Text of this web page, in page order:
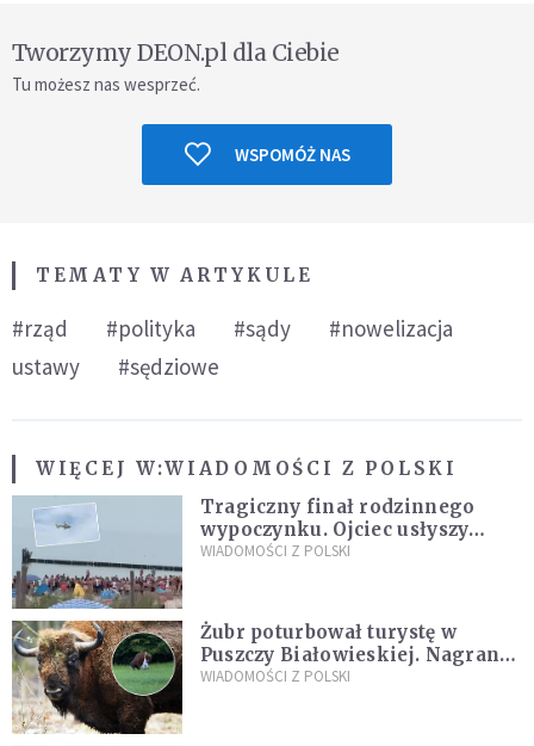
Tworzymy DEON.pl dla Ciebie
Tu możesz nas wesprzeć.
WSPOMÓŻ NAS
TEMATY W ARTYKULE
#rząd #polityka #sądy
#nowelizacja
ustawy
#sędziowe
WIĘCEJ W:WIADOMOŚCI Z POLSKI
Tragiczny finał rodzinnego
wypoczynku. Ojciec usłyszy
zarzuty
WIADOMOŚCI Z POLSKI
Żubr poturbował turystę w
Puszczy Białowieskiej. Nagranie
daje do myślenia
WIADOMOŚCI Z POLSKI